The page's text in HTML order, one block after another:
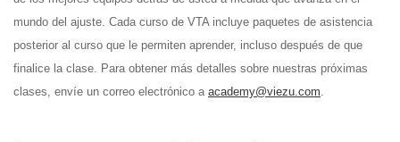
mundo del ajuste. Cada curso de VTA incluye paquetes de asistencia
posterior al curso que le permiten aprender, incluso después de que
finalice la clase. Para obtener más detalles sobre nuestras próximas
clases, envíe un correo electrónico a academy@viezu.com.